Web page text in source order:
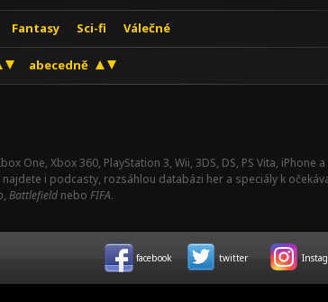
Fantasy Sci-fi Válečné
abecedně
One, Xbox 360, PlayStation 3, Wii, 3DS, DS, PS Vita,
i podcasty, rozsáhlou databázi her a speciály k
, Battlefield nebo FIFA.
facebook twitter